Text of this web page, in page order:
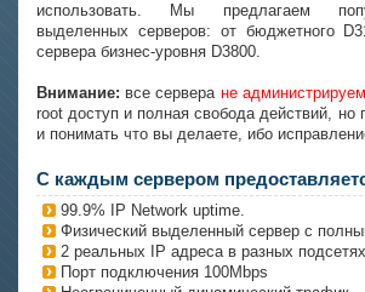
использовать. Мы предлагаем
выделенных серверов: от бюджетного
сервера бизнес-уровня D3800.
Внимание: все сервера не
root доступ и полная свобода действий,
и понимать что вы делаете, ибо
С каждым сервером
99.9% IP Network uptime.
Физический выделенный сервер с
2 реальных IP адреса в разных
Порт подключения 100Mbps